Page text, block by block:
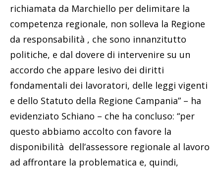
richiamata da Marchiello per delimitare la
competenza regionale, non solleva la Regione
da responsabilità , che sono innanzitutto
politiche, e dal dovere di intervenire su un
accordo che appare lesivo dei diritti
fondamentali dei lavoratori, delle leggi vigenti
e dello Statuto della Regione Campania” – ha
evidenziato Schiano – che ha concluso: “per
questo abbiamo accolto con favore la
disponibilità dell’assessore regionale al lavoro
ad affrontare la problematica e, quindi,